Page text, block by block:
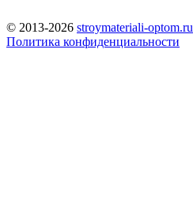
© 2013-2026 stroymateriali-optom.ru
Политика конфиденциальности